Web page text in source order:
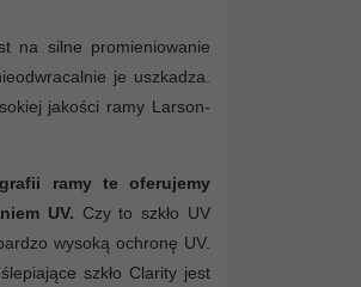
na silne promieniowanie
je uszkadza.
jakości ramy Larson-
ramy te oferujemy
UV. Czy to szkło UV
wysoką ochronę UV.
szkło Clarity jest